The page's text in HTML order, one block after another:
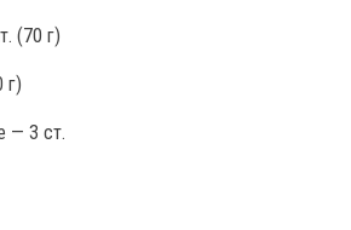
(70 г)
г)
— 3 ст.